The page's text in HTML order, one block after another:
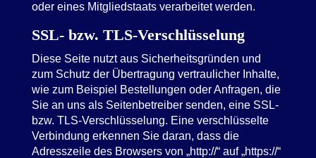
oder eines Mitgliedstaats verarbeitet werden.
SSL- bzw. TLS-Verschlüsselung
Diese Seite nutzt aus Sicherheitsgründen und
zum Schutz der Übertragung vertraulicher Inhalte,
wie zum Beispiel Bestellungen oder Anfragen, die
Sie an uns als Seitenbetreiber senden, eine SSL-
bzw. TLS-Verschlüsselung. Eine verschlüsselte
Verbindung erkennen Sie daran, dass die
Adresszeile des Browsers von „http://“ auf „https://“